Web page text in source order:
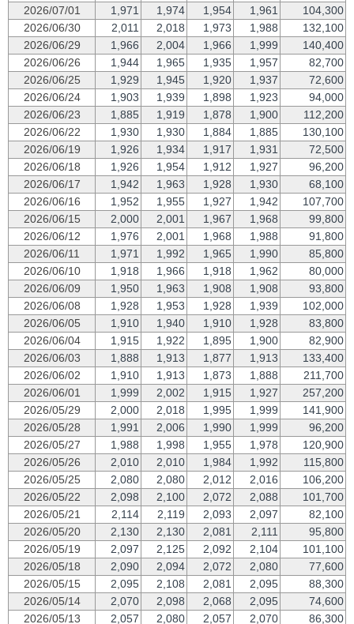
2026/07/01
1,971 1,974 1,954 1,961
104,300
2026/06/30
2,011 2,018 1,973 1,988
132,100
2026/06/29
1,966 2,004 1,966 1,999
140,400
2026/06/26
1,944 1,965 1,935 1,957
82,700
2026/06/25
1,929 1,945 1,920 1,937
72,600
2026/06/24
1,903 1,939 1,898 1,923
94,000
2026/06/23
1,885 1,919 1,878 1,900
112,200
2026/06/22
1,930 1,930 1,884 1,885
130,100
2026/06/19
1,926 1,934 1,917 1,931
72,500
2026/06/18
1,926 1,954 1,912 1,927
96,200
2026/06/17
1,942 1,963 1,928 1,930
68,100
2026/06/16
1,952 1,955 1,927 1,942
107,700
2026/06/15
2,000 2,001 1,967 1,968
99,800
2026/06/12
1,976 2,001 1,968 1,988
91,800
2026/06/11
1,971 1,992 1,965 1,990
85,800
2026/06/10
1,918 1,966 1,918 1,962
80,000
2026/06/09
1,950 1,963 1,908 1,908
93,800
2026/06/08
1,928 1,953 1,928 1,939
102,000
2026/06/05
1,910 1,940 1,910 1,928
83,800
2026/06/04
1,915 1,922 1,895 1,900
82,900
2026/06/03
1,888 1,913 1,877 1,913
133,400
2026/06/02
1,910 1,913 1,873 1,888
211,700
2026/06/01
1,999 2,002 1,915 1,927
257,200
2026/05/29
2,000 2,018 1,995 1,999
141,900
2026/05/28
1,991 2,006 1,990 1,999
96,200
2026/05/27
1,988 1,998 1,955 1,978
120,900
2026/05/26
2,010 2,010 1,984 1,992
115,800
2026/05/25
2,080 2,080 2,012 2,016
106,200
2026/05/22
2,098 2,100 2,072 2,088
101,700
2026/05/21
2,114 2,119 2,093 2,097
82,100
2026/05/20
2,130 2,130 2,081 2,111
95,800
2026/05/19
2,097 2,125 2,092 2,104
101,100
2026/05/18
2,090 2,094 2,072 2,080
77,600
2026/05/15
2,095 2,108 2,081 2,095
88,300
2026/05/14
2,070 2,098 2,068 2,095
74,600
2026/05/13
2,057 2,080 2,057 2,070
86,300